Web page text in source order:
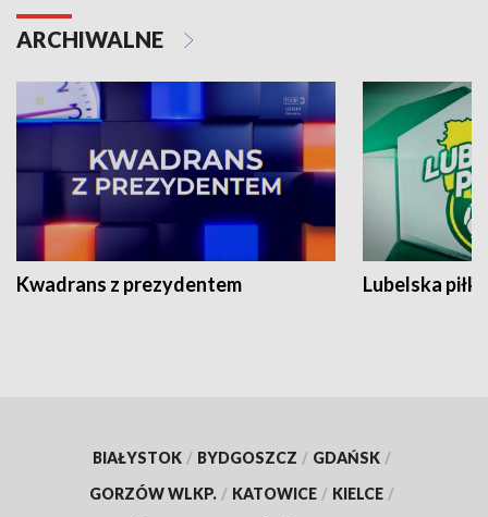
ARCHIWALNE
Kwadrans z prezydentem Lubelska piłka
BIAŁYSTOK / BYDGOSZCZ / GDAŃSK /
GORZÓW WLKP. / KATOWICE / KIELCE /